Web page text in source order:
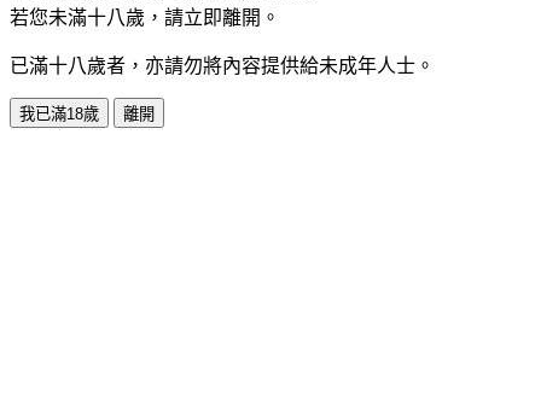
若您未滿十八歲，請立即離開。
已滿十八歲者，亦請勿將內容提供給未成年人士。
我已滿18歲 離開